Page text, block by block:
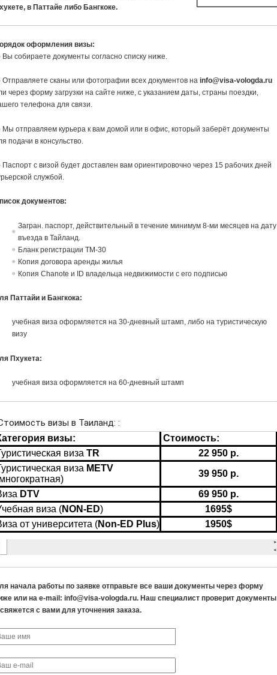
в Паттайе либо Бангкоке.
оформления визы:
Вы собираете документы согласно списку ниже.
Отправляете сканы или фотографии всех документов наinfo@visa-vologda.ru
через форму загрузки на сайте ниже, с указанием даты, страны поездки,
телефона для связи.
Мы отправляем курьера к вам домой или в офис, который заберёт документы
подачи в консульство.
Паспорт с визой будет доставлен вам ориентировочно через 15 рабочих дней
службой.
документов:
Загран. паспорт, действительный в течение минимум 8-ми месяцев на дату
въезда в Тайланд.
Бланк регистрации TM-30
Копия договора аренды жилья
Копия Chanote и ID владельца недвижимости с его подписью
Паттайи и Бангкока:
учебная виза оформляется на 30-дневный штамп, либо на туристическую
визу
Пхукета:
учебная виза оформляется на 60-дневный штамп
начала работы по заявке отправьте все ваши документы через форму
или на e-mail: info@visa-vologda.ru. Наш специалист проверит документы
с вами для уточнения заказа.